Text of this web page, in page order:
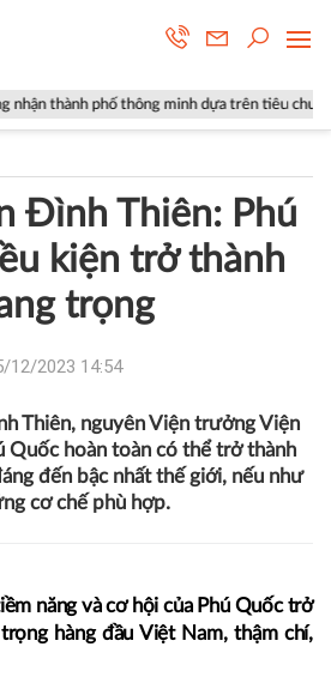
minh dựa trên tiêu chuẩn ISO 37122
Đình Thiên: Phú
kiện trở thành
trọng
Quốc hoàn toàn có thể trở thành
đến bậc nhất thế giới, nếu như
cơ chế phù hợp.